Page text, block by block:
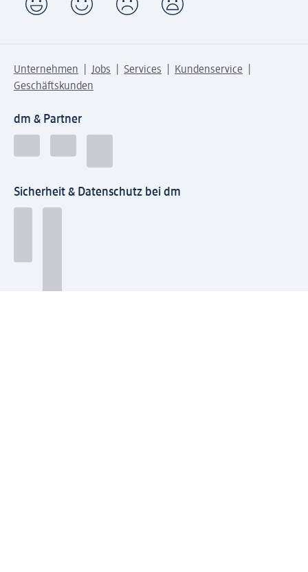
Unternehmen Jobs Services
Kundenservice
Geschäftskunden
dm & Partner
Sicherheit & Datenschutz bei dm